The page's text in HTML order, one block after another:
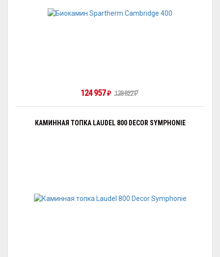
124 957 ₽ 128 822₽
КАМИННАЯ ТОПКА LAUDEL 800 DECOR SYMPHONIE